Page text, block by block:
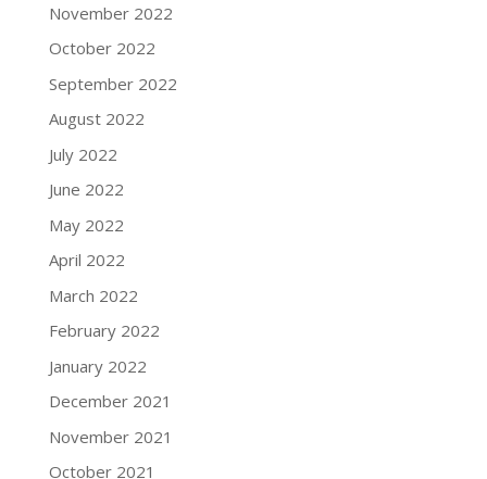
November 2022
October 2022
September 2022
August 2022
July 2022
June 2022
May 2022
April 2022
March 2022
February 2022
January 2022
December 2021
November 2021
October 2021